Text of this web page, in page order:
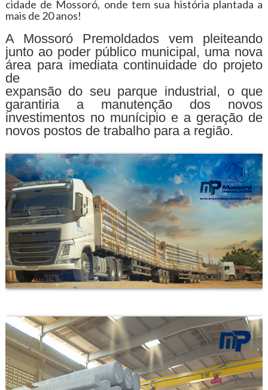
cidade de Mossoró, onde tem sua história plantada a
mais de 20 anos!
A Mossoró Premoldados vem pleiteando
junto ao poder público municipal, uma nova
área para imediata continuidade do projeto
de
expansão do seu parque industrial, o que
garantiria a manutenção dos novos
investimentos no munícipio e a geração de
novos postos de trabalho para a região.